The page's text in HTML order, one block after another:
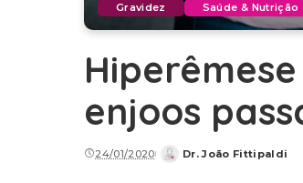
Gravidez Saúde & Nutrição
enjoos
24/01/2020
Posted
Dr. João Fittipaldi